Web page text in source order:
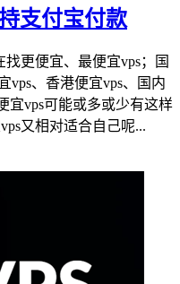
支付宝付款
更便宜、最便宜vps；国
vps、香港便宜vps、国内
宜vps可能或多或少有这样
又相对适合自己呢...